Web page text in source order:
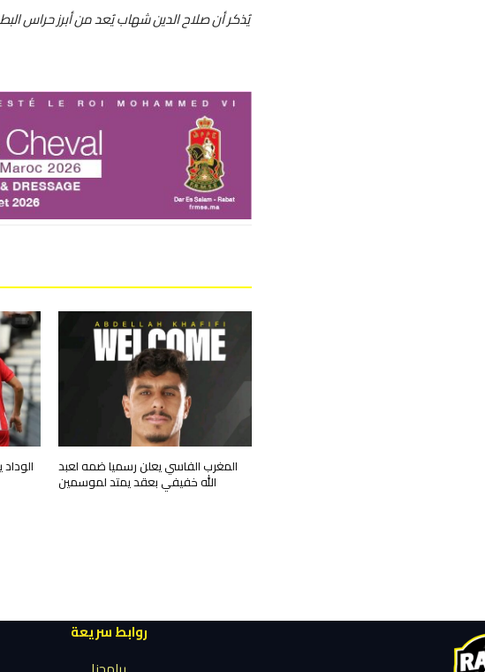
يُذكر أن صلاح الدين شهاب يُعد من أبرز حراس
المغرب الفاسي يعلن رسميا ضمه لعبد
الله خفيفي بعقد يمتد لموسمين
روابط سريعة